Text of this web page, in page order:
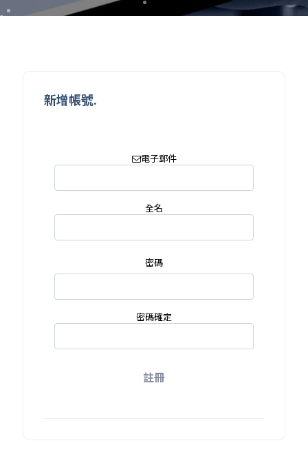
新增帳號.
電子郵件
全名
密碼
密碼確定
註冊